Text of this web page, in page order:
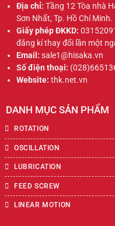
Địa chỉ: Tầng 12 Tòa nhà
Sơn Nhất, Tp. Hồ Chí Minh.
Giấy phép ĐKKD:
đăng kí thay đổi lần một
Email: sale1@hisaka.vn
Số điện thoại:
Website: thk.net.vn
DANH MỤC SẢN PHẨM
ROTATION
OSCILLATION
LUBRICATION
FEED SCREW
LINEAR MOTION